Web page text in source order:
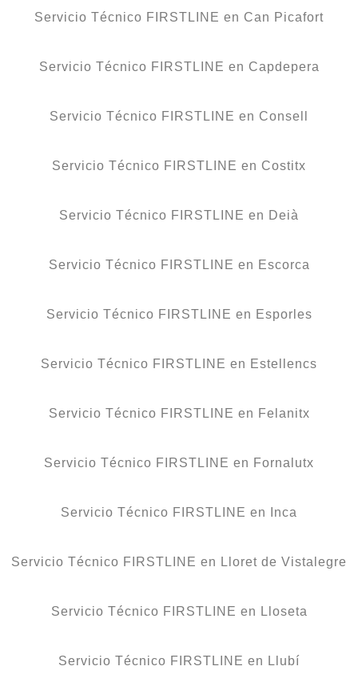
Servicio Técnico FIRSTLINE en Can Picafort
Servicio Técnico FIRSTLINE en Capdepera
Servicio Técnico FIRSTLINE en Consell
Servicio Técnico FIRSTLINE en Costitx
Servicio Técnico FIRSTLINE en Deià
Servicio Técnico FIRSTLINE en Escorca
Servicio Técnico FIRSTLINE en Esporles
Servicio Técnico FIRSTLINE en Estellencs
Servicio Técnico FIRSTLINE en Felanitx
Servicio Técnico FIRSTLINE en Fornalutx
Servicio Técnico FIRSTLINE en Inca
Servicio Técnico FIRSTLINE en Lloret de Vistalegre
Servicio Técnico FIRSTLINE en Lloseta
Servicio Técnico FIRSTLINE en Llubí